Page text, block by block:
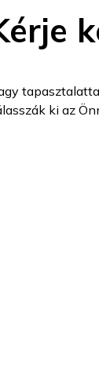
ki az